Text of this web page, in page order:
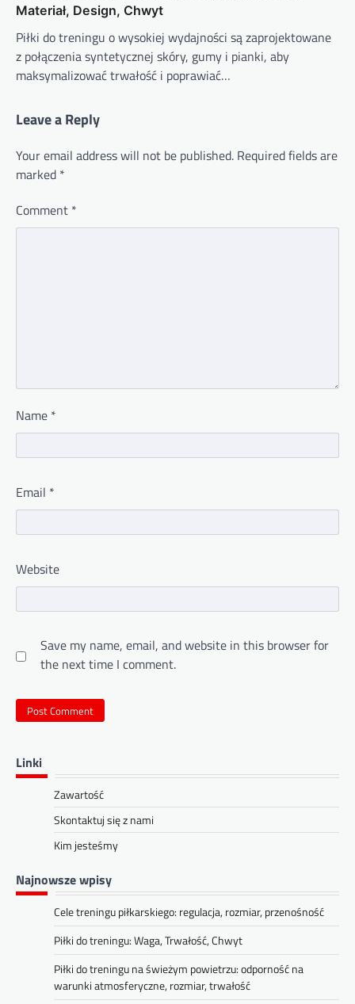
Materiał, Design, Chwyt
Piłki do treningu o wysokiej wydajności są zaprojektowane
z połączenia syntetycznej skóry, gumy i pianki, aby
maksymalizować trwałość i poprawiać…
Leave a Reply
Your email address will not be published. Required fields are
marked *
Comment *
Name *
Email *
Website
Save my name, email, and website in this browser for
the next time I comment.
Linki
Zawartość
Skontaktuj się z nami
Kim jesteśmy
Najnowsze wpisy
Cele treningu piłkarskiego: regulacja, rozmiar, przenośność
Piłki do treningu: Waga, Trwałość, Chwyt
Piłki do treningu na świeżym powietrzu: odporność na
warunki atmosferyczne, rozmiar, trwałość